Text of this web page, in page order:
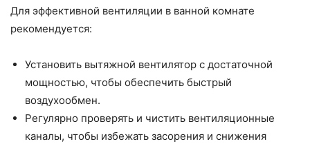
Для эффективной вентиляции в ванной комнате
рекомендуется:
Установить вытяжной вентилятор с достаточной
мощностью, чтобы обеспечить быстрый
воздухообмен.
Регулярно проверять и чистить вентиляционные
каналы, чтобы избежать засорения и снижения